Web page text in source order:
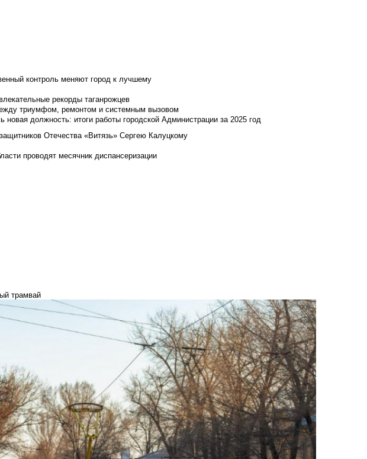
контроль меняют город к лучшему
рекорды таганрожцев
триумфом, ремонтом и системным вызовом
новая должность: итоги работы городской Администрации за 2025 год
Отечества «Витязь» Сергею Калуцкому
проводят месячник диспансеризации
трамвай